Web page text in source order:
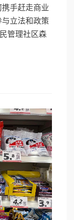
手赶走商业
立法和政策
管理社区森